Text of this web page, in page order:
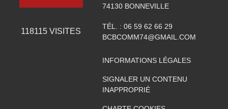
118115 VISITES
74130 BONNEVILLE
TÉL. : 06 59 62 66 29
BCBCOMM74@GMAIL.COM
INFORMATIONS LÉGALES
SIGNALER UN CONTENU
INAPPROPRIÉ